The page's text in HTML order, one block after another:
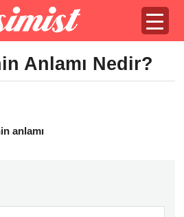
Anlamı Nedir?
anlamı